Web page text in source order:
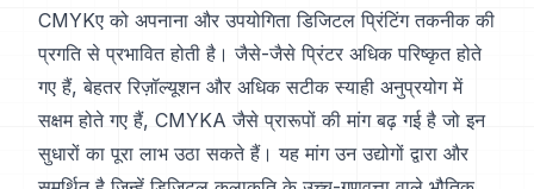
CMYKए को अपनाना और उपयोगिता डिजिटल प्रिंटिंग तकनीक की
प्रगति से प्रभावित होती है। जैसे-जैसे प्रिंटर अधिक परिष्कृत होते
गए हैं, बेहतर रिज़ॉल्यूशन और अधिक सटीक स्याही अनुप्रयोग में
सक्षम होते गए हैं, CMYKA जैसे प्रारूपों की मांग बढ़ गई है जो इन
सुधारों का पूरा लाभ उठा सकते हैं। यह मांग उन उद्योगों द्वारा और